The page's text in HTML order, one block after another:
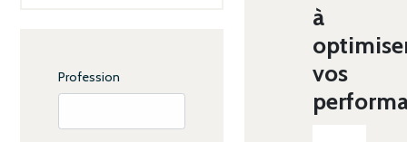
Profession
à
vos